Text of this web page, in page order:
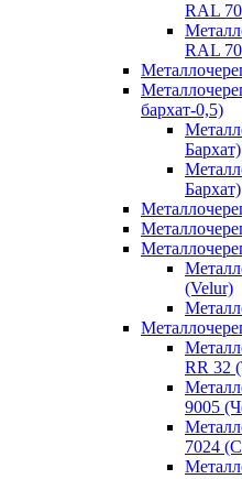
RAL
RAL
бархат-0,5)
Бархат)
Бархат)
(Velur)
RR 32
9005
7024